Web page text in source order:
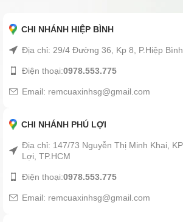
CHI NHÁNH HIỆP BÌNH
Địa chỉ: 29/4 Đường 36, Kp 8, P.Hiệp
Điện thoại:0978.553.775
Email: remcuaxinhsg@gmail.com
CHI NHÁNH PHÚ LỢI
Địa chỉ: 147/73 Nguyễn Thị Minh Khai,
Lợi, TP.HCM
Điện thoại:0978.553.775
Email: remcuaxinhsg@gmail.com